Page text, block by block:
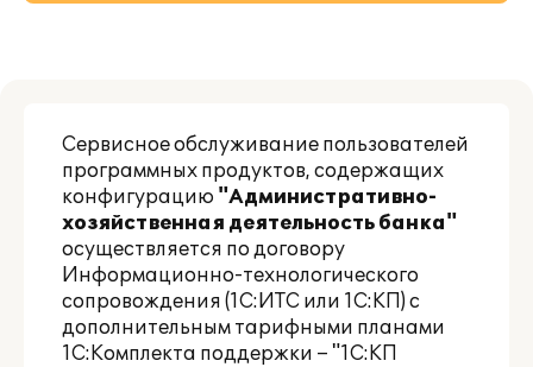
Материалы
Партнерам
Сервисное обслуживание пользователей
программных продуктов, содержащих
конфигурацию "Административно-
хозяйственная деятельность банка"
осуществляется по договору
Информационно-технологического
сопровождения (1С:ИТС или 1С:КП) с
дополнительным тарифными планами
1С:Комплекта поддержки – "1С:КП